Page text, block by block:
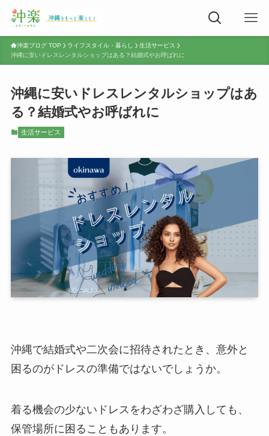
沖楽ブログ TOP ライフスタイル・暮らし
生活サービス
沖縄に安いドレスレンタルショップはある？結婚式やお呼ばれに
沖縄に安いドレスレンタルショップはあ
る？結婚式やお呼ばれに
生活サービス
沖縄で結婚式や二次会に招待されたとき、意外と
困るのがドレスの準備ではないでしょうか。
着る機会の少ないドレスをわざわざ購入しても、
保管場所に困ることもあります。